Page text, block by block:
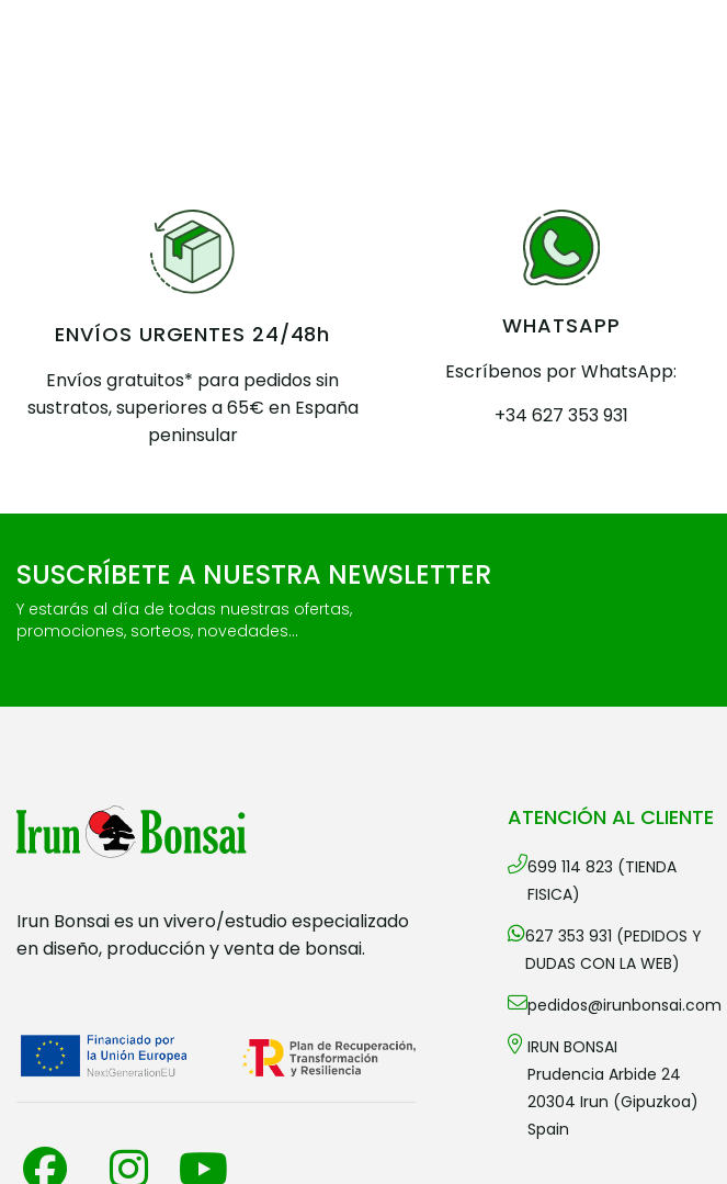
ENVÍOS URGENTES 24/48h
Envíos gratuitos* para pedidos sin
sustratos, superiores a 65€ en España
peninsular
WHATSAPP
Escríbenos por WhatsApp:
+34 627 353 931
SUSCRÍBETE A NUESTRA NEWSLETTER
Y estarás al día de todas nuestras ofertas,
promociones, sorteos, novedades...
Irun Bonsai es un vivero/estudio especializado
en diseño, producción y venta de bonsai.
ATENCIÓN AL CLIENTE
699 114 823 (TIENDA
FISICA)
627 353 931 (PEDIDOS Y
DUDAS CON LA WEB)
pedidos@irunbonsai.com
IRUN BONSAI
Prudencia Arbide 24
20304 Irun (Gipuzkoa)
Spain